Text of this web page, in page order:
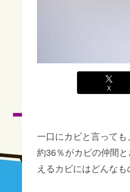
X
一口にカビと言っても
約36％がカビの仲間
えるカビにはどんなも